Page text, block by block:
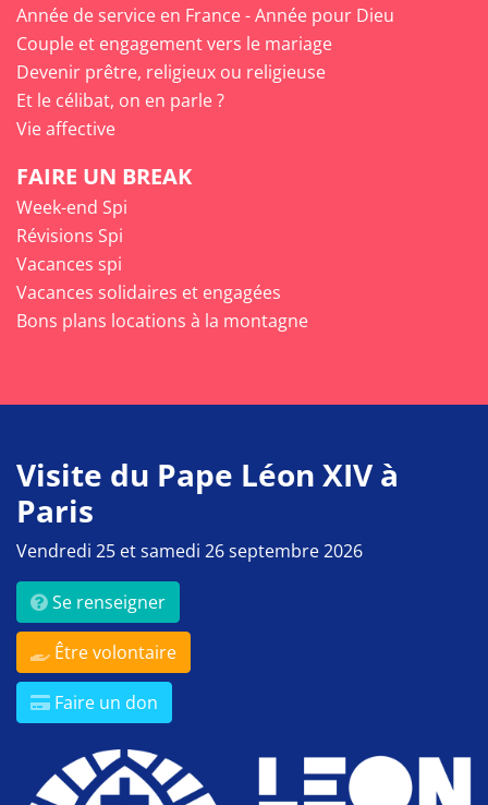
Année de service en France - Année pour Dieu
Couple et engagement vers le mariage
Devenir prêtre, religieux ou religieuse
Et le célibat, on en parle ?
Vie affective
FAIRE UN BREAK
Week-end Spi
Révisions Spi
Vacances spi
Vacances solidaires et engagées
Bons plans locations à la montagne
Visite du Pape Léon XIV à
Paris
Vendredi 25 et samedi 26 septembre 2026
Se renseigner
Être volontaire
Faire un don